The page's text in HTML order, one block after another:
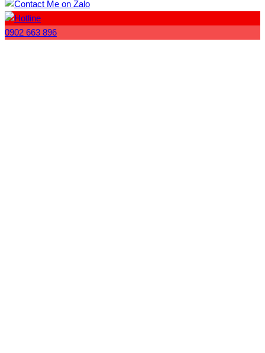
0902 663 896